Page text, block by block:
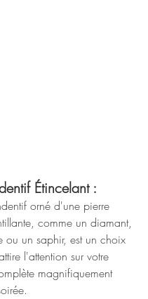
Étincelant :
orné d'une pierre
comme un diamant,
ou un saphir, est un choix
l'attention sur votre
magnifiquement